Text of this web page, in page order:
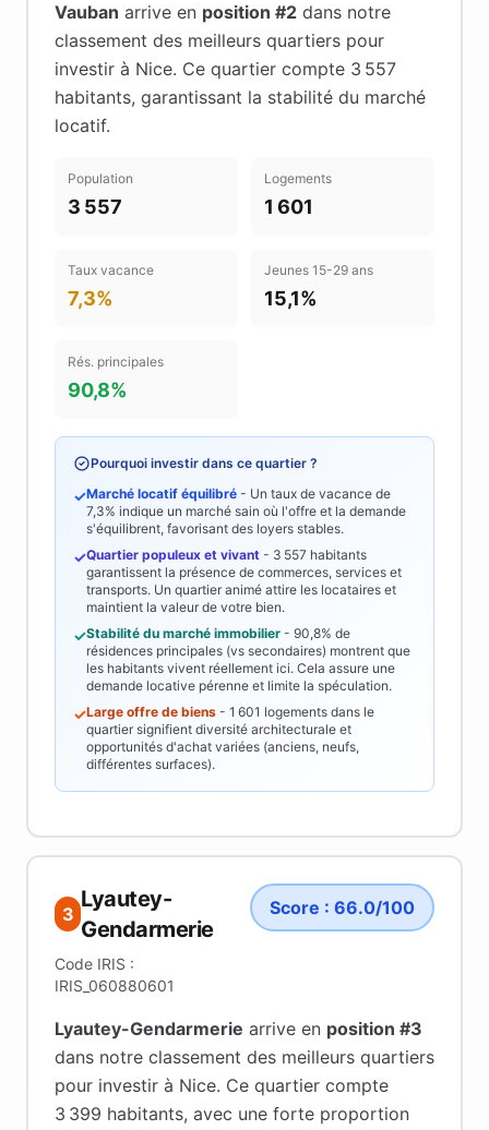
Vauban arrive en position #2 dans notre
classement des meilleurs quartiers pour
investir à Nice. Ce quartier compte 3 557
habitants, garantissant la stabilité du marché
locatif.
Population
3 557
Logements
1 601
Taux vacance
7,3%
Jeunes 15-29 ans
15,1%
Rés. principales
90,8%
Pourquoi investir dans ce quartier ?
✓Marché locatif équilibré - Un taux de vacance de
7,3% indique un marché sain où l'offre et la demande
s'équilibrent, favorisant des loyers stables.
✓Quartier populeux et vivant - 3 557 habitants
garantissent la présence de commerces, services et
transports. Un quartier animé attire les locataires et
maintient la valeur de votre bien.
✓Stabilité du marché immobilier - 90,8% de
résidences principales (vs secondaires) montrent que
les habitants vivent réellement ici. Cela assure une
demande locative pérenne et limite la spéculation.
✓Large offre de biens - 1 601 logements dans le
quartier signifient diversité architecturale et
opportunités d'achat variées (anciens, neufs,
différentes surfaces).
3
Lyautey-
Gendarmerie
Code IRIS :
IRIS_060880601
Score : 66.0/100
Lyautey-Gendarmerie arrive en position #3
dans notre classement des meilleurs quartiers
pour investir à Nice. Ce quartier compte
3 399 habitants, avec une forte proportion